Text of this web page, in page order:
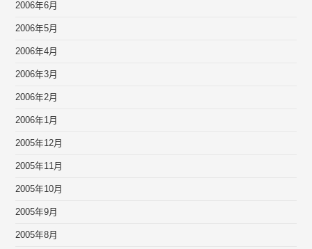
2006年6月
2006年5月
2006年4月
2006年3月
2006年2月
2006年1月
2005年12月
2005年11月
2005年10月
2005年9月
2005年8月